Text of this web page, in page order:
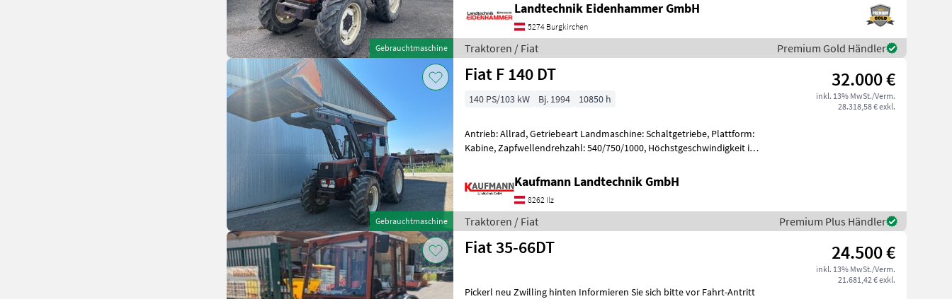
Gebrauchtmaschine
Landtechnik Eidenhammer GmbH
5274 Burgkirchen
Traktoren / Fiat Premium Gold Händler
Gebrauchtmaschine
Fiat F 140 DT 32.000 €
inkl. 13% MwSt./Verm.
28.318,58 € exkl.
140 PS/103 kW Bj. 1994 10850 h
Antrieb: Allrad, Getriebeart Landmaschine: Schaltgetriebe, Plattform:
Kabine, Zapfwellendrehzahl: 540/750/1000, Höchstgeschwindigkeit in
Kaufmann Landtechnik GmbH
8262 Ilz
Traktoren / Fiat Premium Plus Händler
Fiat 35-66DT 24.500 €
inkl. 13% MwSt./Verm.
21.681,42 € exkl.
Pickerl neu Zwilling hinten Informieren Sie sich bitte vor Fahrt-Antritt